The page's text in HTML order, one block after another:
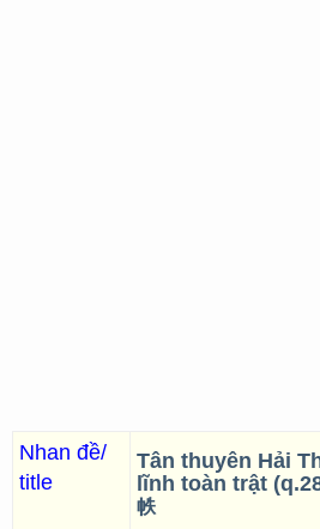
Nhan đề/
title
Tân thuyên Hải
lĩnh toàn trật
帙